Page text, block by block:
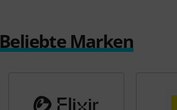
Beliebte Marken